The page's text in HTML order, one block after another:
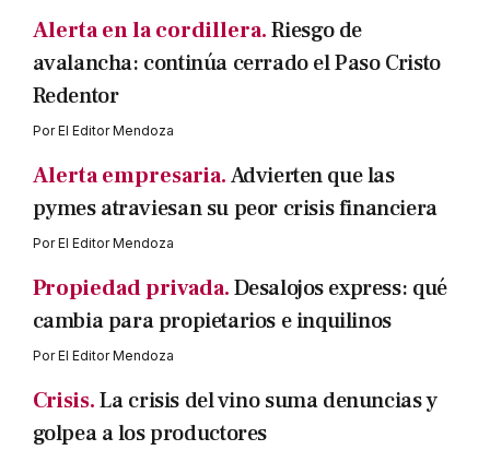
Alerta en la cordillera.Riesgo de
avalancha: continúa cerrado el Paso Cristo
Redentor
PorEl Editor Mendoza
Alerta empresaria.Advierten que las
pymes atraviesan su peor crisis financiera
PorEl Editor Mendoza
Propiedad privada.Desalojos express: qué
cambia para propietarios e inquilinos
PorEl Editor Mendoza
Crisis.La crisis del vino suma denuncias y
golpea a los productores